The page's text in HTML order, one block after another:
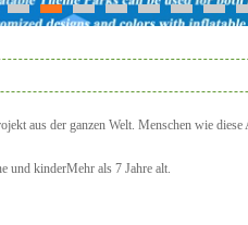
1 2 3 4 5 6 7
aus der ganzen Welt. Menschen wie
und kinderMehr als 7 Jahre alt.